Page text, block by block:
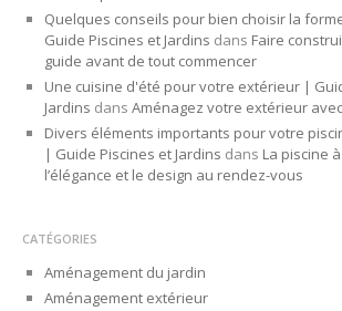
Quelques conseils pour bien choisir la
Guide Piscines et Jardins dans Faire
guide avant de tout commencer
Une cuisine d'été pour votre extérieur |
Jardins dans Aménagez votre extérieur
Divers éléments importants pour votre
| Guide Piscines et Jardins dans La piscine
l’élégance et le design au rendez-vous
CATÉGORIES
Aménagement du jardin
Aménagement extérieur